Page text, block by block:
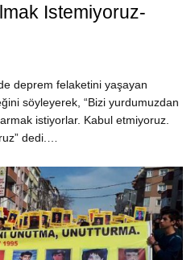
Istemiyoruz-
deprem felaketini yaşayan
söyleyerek, “Bizi yurdumuzdan
istiyorlar. Kabul etmiyoruz.
dedi.…